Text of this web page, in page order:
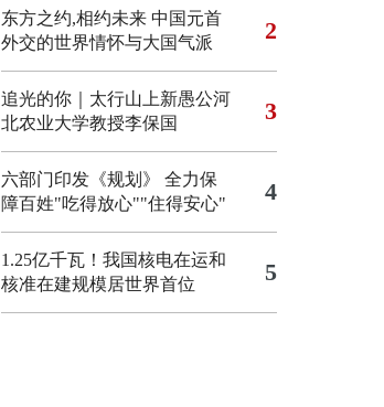
东方之约,相约未来 中国元首
外交的世界情怀与大国气派
2
追光的你｜太行山上新愚公河
北农业大学教授李保国
3
六部门印发《规划》 全力保
障百姓"吃得放心""住得安心"
4
1.25亿千瓦！我国核电在运和
核准在建规模居世界首位
5